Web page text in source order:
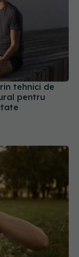
tehnici de
pentru